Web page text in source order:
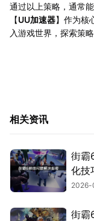
通过以上策略，通常
【UU加速器】作为核
入游戏世界，探索策略
相关资讯
街霸
化技
街霸